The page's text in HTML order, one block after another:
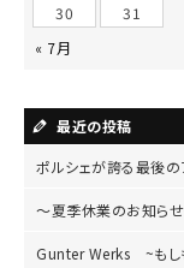
30
31
« 7月
最近の投稿
ポルシェが誇る最後
～夏季休業のお知ら
Gunter Werks ~もし